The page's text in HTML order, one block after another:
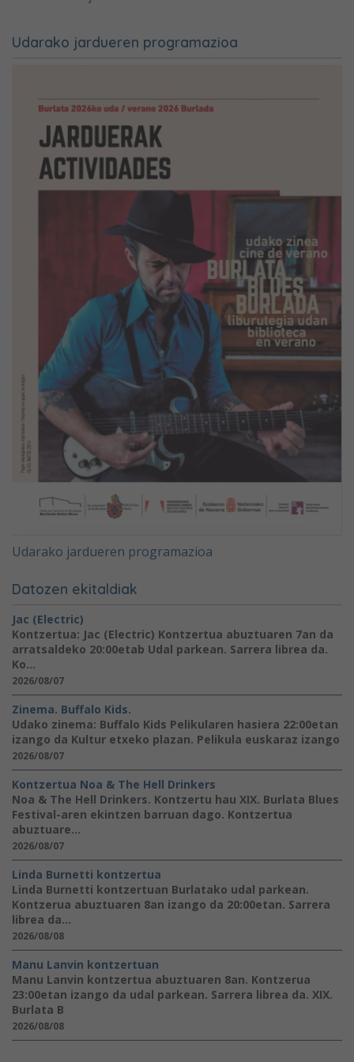
Udarako jardueren programazioa
Udarako jardueren programazioa
Datozen ekitaldiak
Jac (Electric)
Kontzertua: Jac (Electric) Kontzertua abuztuaren 7an da
arratsaldeko 20:00etab Udal parkean. Sarrera librea da.
Ko...
2026/08/07
Zinema. Buffalo Kids.
Udako zinema: Buffalo Kids Pelikularen hasiera 22:00etan
izango da Kultur etxeko plazan. Pelikula euskaraz izango
2026/08/07
Kontzertua Noa & The Hell Drinkers
Noa & The Hell Drinkers. Kontzertu hau XIX. Burlata Blues
Festival-aren ekintzen barruan dago. Kontzertua
abuztuare...
2026/08/07
Linda Burnetti kontzertua
Linda Burnetti kontzertuan Burlatako udal parkean.
Kontzerua abuztuaren 8an izango da 20:00etan. Sarrera
librea da...
2026/08/08
Manu Lanvin kontzertuan
Manu Lanvin kontzertua abuztuaren 8an. Kontzerua
23:00etan izango da udal parkean. Sarrera librea da. XIX.
Burlata B
2026/08/08